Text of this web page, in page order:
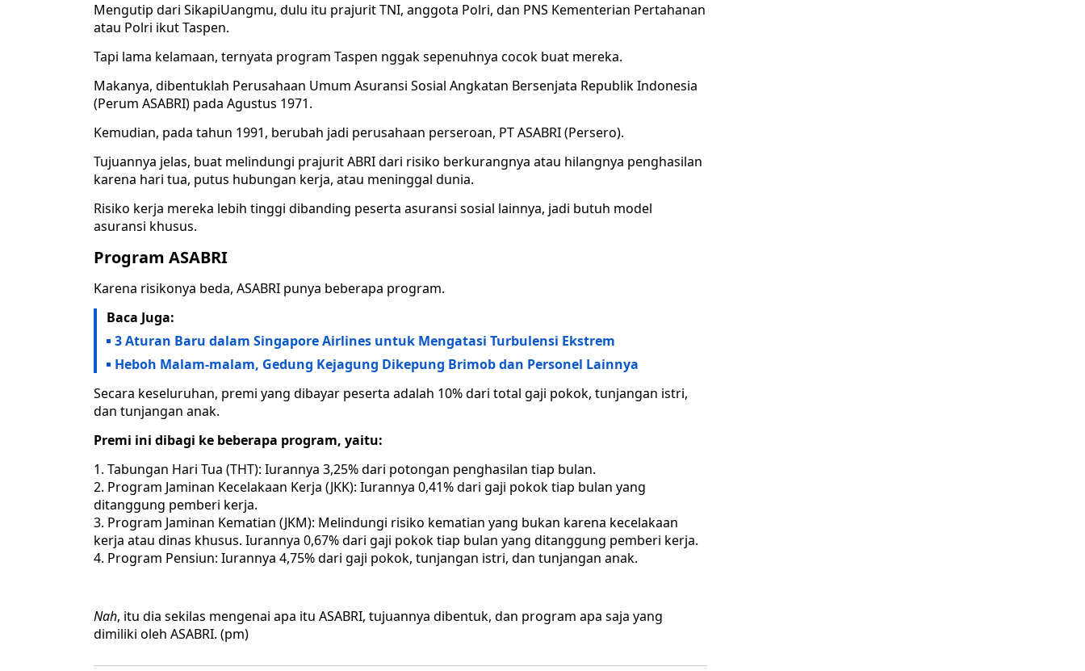
Mengutip dari SikapiUangmu, dulu itu prajurit TNI, anggota Polri, dan PNS Kementerian Pertahanan
atau Polri ikut Taspen.
Tapi lama kelamaan, ternyata program Taspen nggak sepenuhnya cocok buat mereka.
Makanya, dibentuklah Perusahaan Umum Asuransi Sosial Angkatan Bersenjata Republik Indonesia
(Perum ASABRI) pada Agustus 1971.
Kemudian, pada tahun 1991, berubah jadi perusahaan perseroan, PT ASABRI (Persero).
Tujuannya jelas, buat melindungi prajurit ABRI dari risiko berkurangnya atau hilangnya penghasilan
karena hari tua, putus hubungan kerja, atau meninggal dunia.
Risiko kerja mereka lebih tinggi dibanding peserta asuransi sosial lainnya, jadi butuh model
asuransi khusus.
Program ASABRI
Karena risikonya beda, ASABRI punya beberapa program.
Baca Juga:
3 Aturan Baru dalam Singapore Airlines untuk Mengatasi Turbulensi Ekstrem
Heboh Malam-malam, Gedung Kejagung Dikepung Brimob dan Personel Lainnya
Secara keseluruhan, premi yang dibayar peserta adalah 10% dari total gaji pokok, tunjangan istri,
dan tunjangan anak.
Premi ini dibagi ke beberapa program, yaitu:
Tabungan Hari Tua (THT): Iurannya 3,25% dari potongan penghasilan tiap bulan.
Program Jaminan Kecelakaan Kerja (JKK): Iurannya 0,41% dari gaji pokok tiap bulan yang
ditanggung pemberi kerja.
Program Jaminan Kematian (JKM): Melindungi risiko kematian yang bukan karena kecelakaan
kerja atau dinas khusus. Iurannya 0,67% dari gaji pokok tiap bulan yang ditanggung pemberi kerja.
Program Pensiun: Iurannya 4,75% dari gaji pokok, tunjangan istri, dan tunjangan anak.
Nah, itu dia sekilas mengenai apa itu ASABRI, tujuannya dibentuk, dan program apa saja yang
dimiliki oleh ASABRI. (pm)